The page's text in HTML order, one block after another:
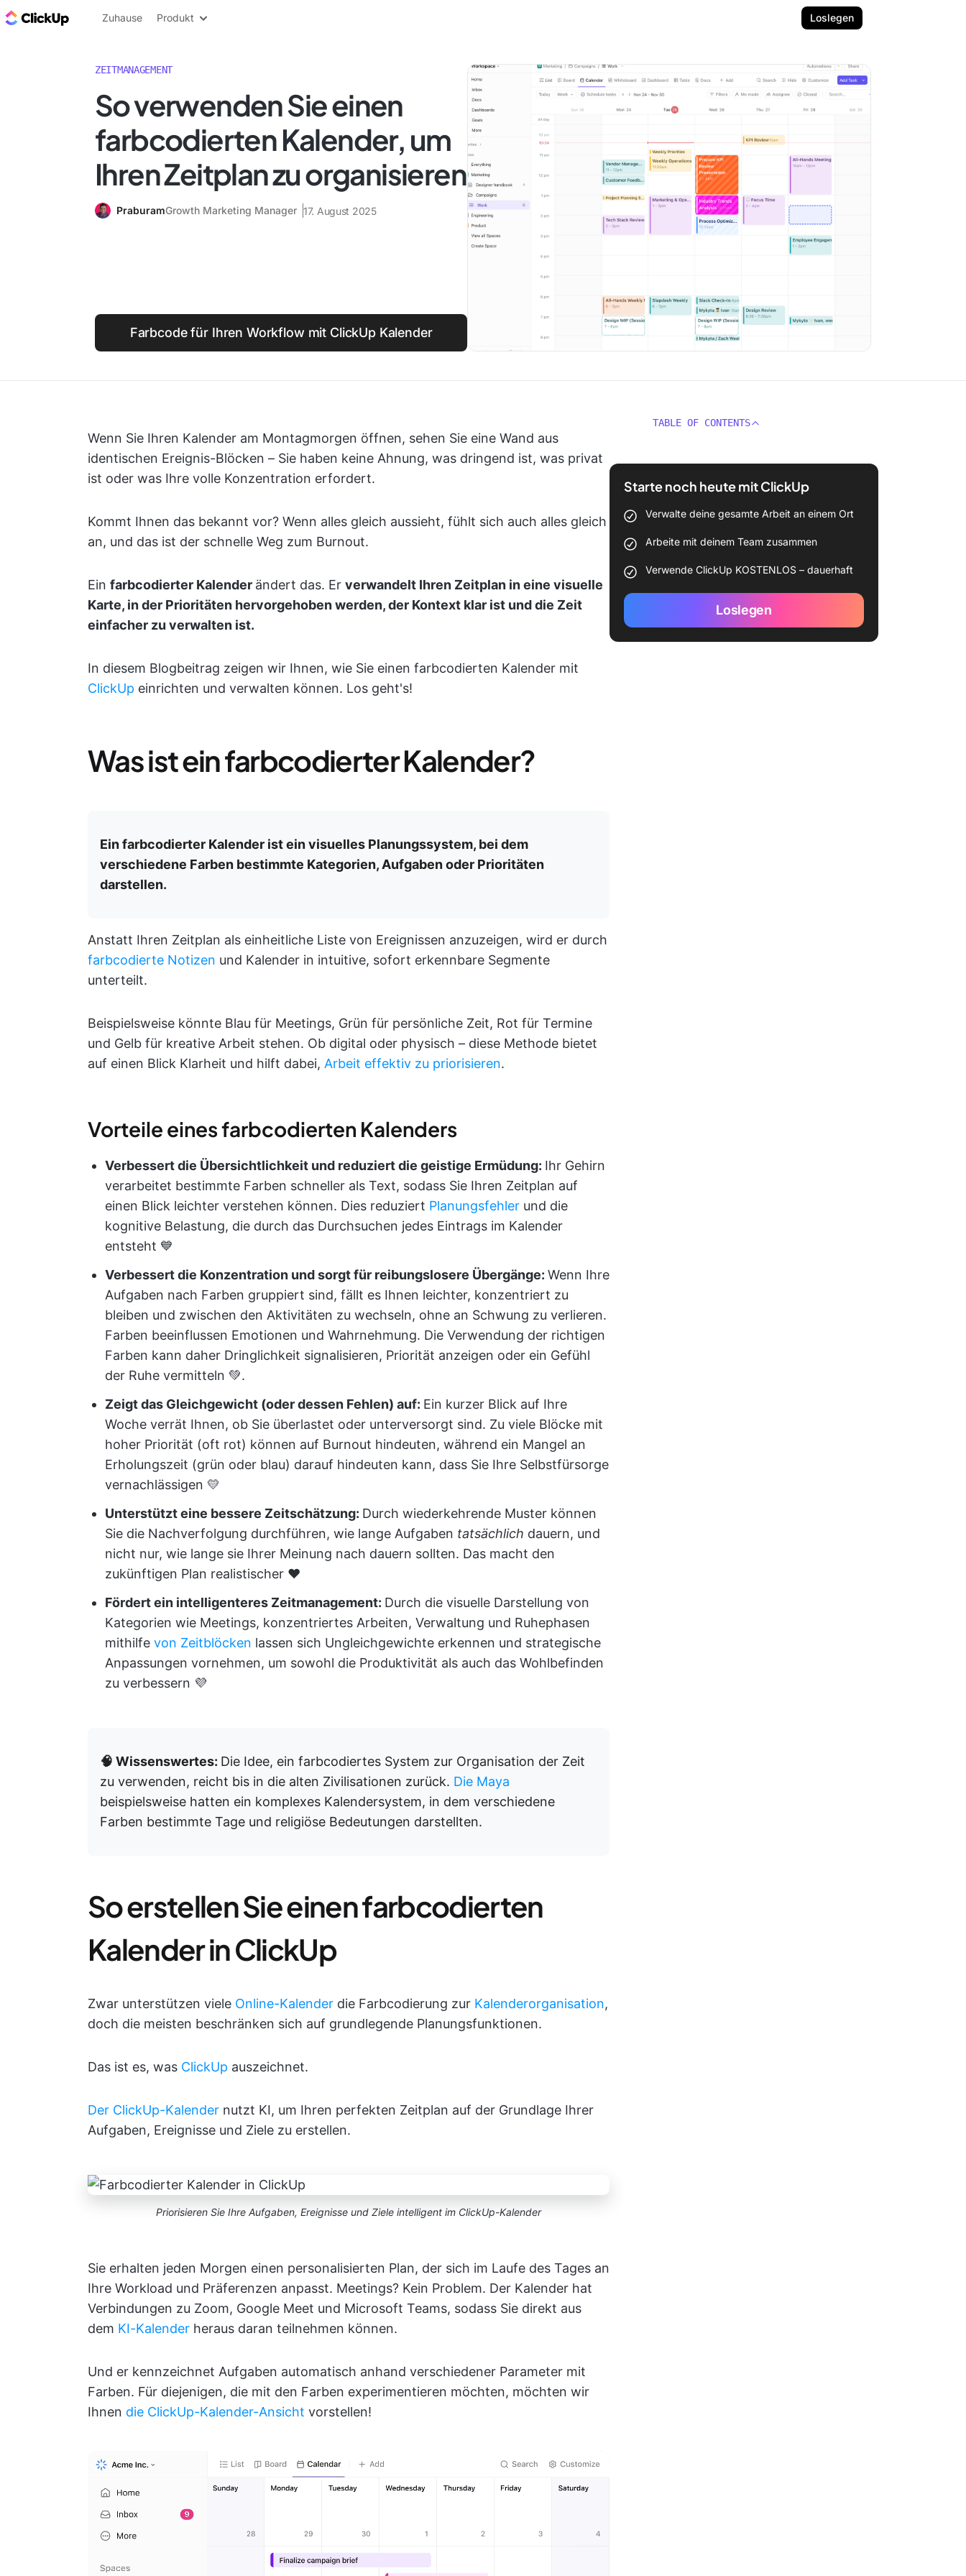
ClickUp Blog
Zuhause Produkt Loslegen
ZEITMANAGEMENT
So verwenden Sie einen
farbcodierten Kalender, um
Ihren Zeitplan zu organisieren
PraburamGrowth Marketing Manager 17. August 2025
Farbcode für Ihren Workflow mit ClickUp Kalender
Wenn Sie Ihren Kalender am Montagmorgen öffnen, sehen Sie eine Wand aus
identischen Ereignis-Blöcken – Sie haben keine Ahnung, was dringend ist, was privat
ist oder was Ihre volle Konzentration erfordert.
Kommt Ihnen das bekannt vor? Wenn alles gleich aussieht, fühlt sich auch alles gleich
an, und das ist der schnelle Weg zum Burnout.
Ein farbcodierter Kalender ändert das. Er verwandelt Ihren Zeitplan in eine visuelle
Karte, in der Prioritäten hervorgehoben werden, der Kontext klar ist und die Zeit
einfacher zu verwalten ist.
In diesem Blogbeitrag zeigen wir Ihnen, wie Sie einen farbcodierten Kalender mit
ClickUp einrichten und verwalten können. Los geht's!
Was ist ein farbcodierter Kalender?
Ein farbcodierter Kalender ist ein visuelles Planungssystem, bei dem
verschiedene Farben bestimmte Kategorien, Aufgaben oder Prioritäten
darstellen.
Anstatt Ihren Zeitplan als einheitliche Liste von Ereignissen anzuzeigen, wird er durch
farbcodierte Notizen und Kalender in intuitive, sofort erkennbare Segmente
unterteilt.
Beispielsweise könnte Blau für Meetings, Grün für persönliche Zeit, Rot für Termine
und Gelb für kreative Arbeit stehen. Ob digital oder physisch – diese Methode bietet
auf einen Blick Klarheit und hilft dabei, Arbeit effektiv zu priorisieren.
Vorteile eines farbcodierten Kalenders
Verbessert die Übersichtlichkeit und reduziert die geistige Ermüdung: Ihr Gehirn
verarbeitet bestimmte Farben schneller als Text, sodass Sie Ihren Zeitplan auf
einen Blick leichter verstehen können. Dies reduziert Planungsfehler und die
kognitive Belastung, die durch das Durchsuchen jedes Eintrags im Kalender
entsteht 💙
Verbessert die Konzentration und sorgt für reibungslosere Übergänge: Wenn Ihre
Aufgaben nach Farben gruppiert sind, fällt es Ihnen leichter, konzentriert zu
bleiben und zwischen den Aktivitäten zu wechseln, ohne an Schwung zu verlieren.
Farben beeinflussen Emotionen und Wahrnehmung. Die Verwendung der richtigen
Farben kann daher Dringlichkeit signalisieren, Priorität anzeigen oder ein Gefühl
der Ruhe vermitteln 💚.
Zeigt das Gleichgewicht (oder dessen Fehlen) auf: Ein kurzer Blick auf Ihre
Woche verrät Ihnen, ob Sie überlastet oder unterversorgt sind. Zu viele Blöcke mit
hoher Priorität (oft rot) können auf Burnout hindeuten, während ein Mangel an
Erholungszeit (grün oder blau) darauf hindeuten kann, dass Sie Ihre Selbstfürsorge
vernachlässigen 💛
Unterstützt eine bessere Zeitschätzung: Durch wiederkehrende Muster können
Sie die Nachverfolgung durchführen, wie lange Aufgaben tatsächlich dauern, und
nicht nur, wie lange sie Ihrer Meinung nach dauern sollten. Das macht den
zukünftigen Plan realistischer ❤️
Fördert ein intelligenteres Zeitmanagement: Durch die visuelle Darstellung von
Kategorien wie Meetings, konzentriertes Arbeiten, Verwaltung und Ruhephasen
mithilfe von Zeitblöcken lassen sich Ungleichgewichte erkennen und strategische
Anpassungen vornehmen, um sowohl die Produktivität als auch das Wohlbefinden
zu verbessern 💜
🧠 Wissenswertes: Die Idee, ein farbcodiertes System zur Organisation der Zeit
zu verwenden, reicht bis in die alten Zivilisationen zurück. Die Maya
beispielsweise hatten ein komplexes Kalendersystem, in dem verschiedene
Farben bestimmte Tage und religiöse Bedeutungen darstellten.
So erstellen Sie einen farbcodierten
Kalender in ClickUp
Zwar unterstützen viele Online-Kalender die Farbcodierung zur Kalenderorganisation,
doch die meisten beschränken sich auf grundlegende Planungsfunktionen.
Das ist es, was ClickUp auszeichnet.
Der ClickUp-Kalender nutzt KI, um Ihren perfekten Zeitplan auf der Grundlage Ihrer
Aufgaben, Ereignisse und Ziele zu erstellen.
Priorisieren Sie Ihre Aufgaben, Ereignisse und Ziele intelligent im ClickUp-Kalender
Sie erhalten jeden Morgen einen personalisierten Plan, der sich im Laufe des Tages an
Ihre Workload und Präferenzen anpasst. Meetings? Kein Problem. Der Kalender hat
Verbindungen zu Zoom, Google Meet und Microsoft Teams, sodass Sie direkt aus
dem KI-Kalender heraus daran teilnehmen können.
Und er kennzeichnet Aufgaben automatisch anhand verschiedener Parameter mit
Farben. Für diejenigen, die mit den Farben experimentieren möchten, möchten wir
Ihnen die ClickUp-Kalender-Ansicht vorstellen!
TABLE OF CONTENTS
Starte noch heute mit ClickUp
Verwalte deine gesamte Arbeit an einem Ort
Arbeite mit deinem Team zusammen
Verwende ClickUp KOSTENLOS – dauerhaft
Loslegen